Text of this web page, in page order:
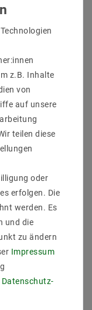
z.B. Inhalte
von
auf unsere
teilen diese
oder
erfolgen. Die
werden. Es
und die
zu ändern
Impressum
Daten­schutz­